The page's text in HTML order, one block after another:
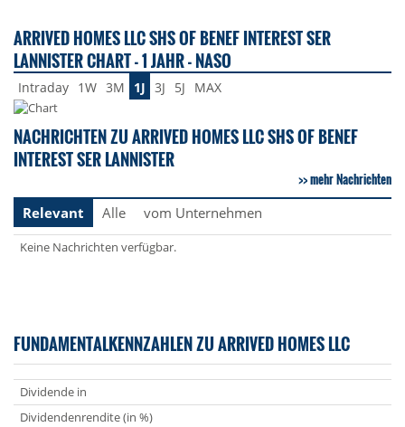
ARRIVED HOMES LLC SHS OF BENEF INTEREST SER
LANNISTER CHART - 1 JAHR - NASO
Intraday 1W 3M 1J 3J 5J MAX
NACHRICHTEN ZU ARRIVED HOMES LLC SHS OF BENEF
INTEREST SER LANNISTER
mehr Nachrichten
Relevant
Alle vom Unternehmen
Keine Nachrichten verfügbar.
FUNDAMENTALKENNZAHLEN ZU ARRIVED HOMES LLC
Dividende in
Dividendenrendite (in %)